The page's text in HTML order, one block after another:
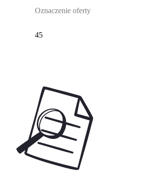
Oznaczenie oferty
45